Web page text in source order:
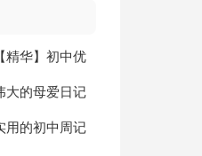
【精华】初中优
10篇
大的母爱日记
用的初中周记